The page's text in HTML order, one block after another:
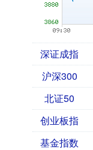
深证成指
沪深300
北证50
创业板指
基金指数